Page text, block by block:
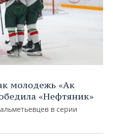
молодежь «Ак
«Нефтяник»
в серии